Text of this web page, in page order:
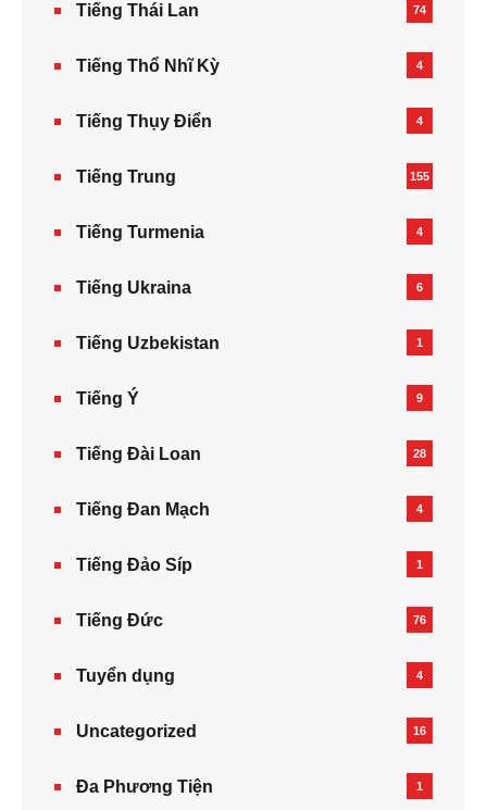
Tiếng Thái Lan 74
Tiếng Thổ Nhĩ Kỳ 4
Tiếng Thụy Điển 4
Tiếng Trung 155
Tiếng Turmenia 4
Tiếng Ukraina 6
Tiếng Uzbekistan 1
Tiếng Ý 9
Tiếng Đài Loan 28
Tiếng Đan Mạch 4
Tiếng Đảo Síp 1
Tiếng Đức 76
Tuyển dụng 4
Uncategorized 16
Đa Phương Tiện 1